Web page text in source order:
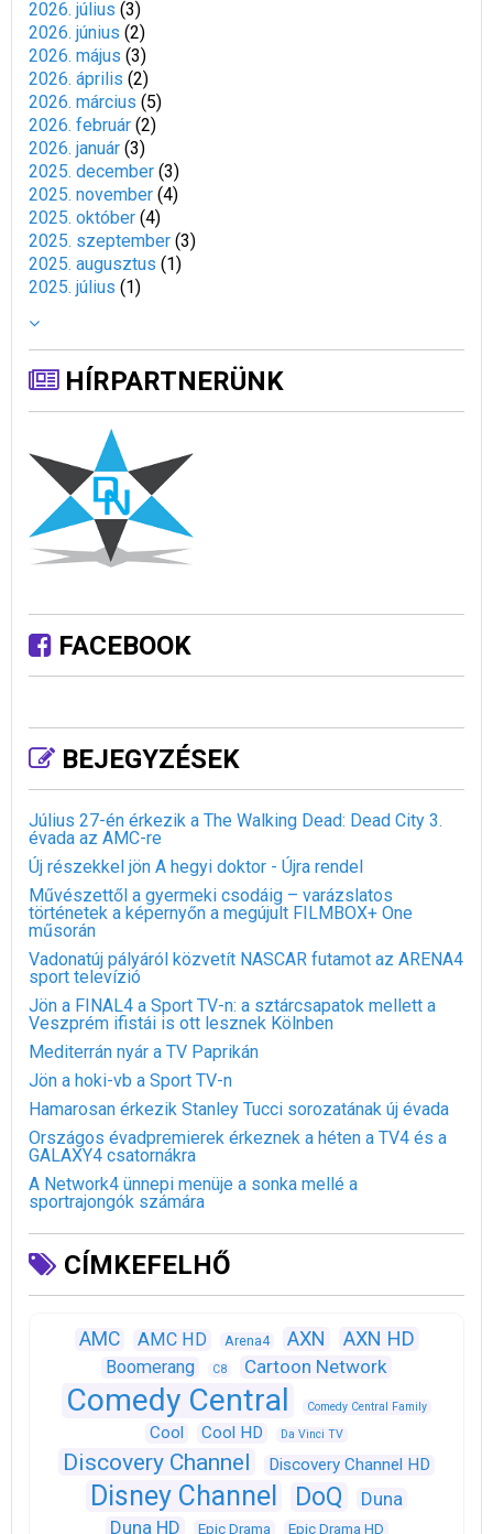
2026. július (3)
2026. június (2)
2026. május (3)
2026. április (2)
2026. március (5)
2026. február (2)
2026. január (3)
2025. december (3)
2025. november (4)
2025. október (4)
2025. szeptember (3)
2025. augusztus (1)
2025. július (1)
HÍRPARTNERÜNK
FACEBOOK
BEJEGYZÉSEK
Július 27-én érkezik a The Walking Dead: Dead City 3.
évada az AMC-re
Új részekkel jön A hegyi doktor - Újra rendel
Művészettől a gyermeki csodáig – varázslatos
történetek a képernyőn a megújult FILMBOX+ One
műsorán
Vadonatúj pályáról közvetít NASCAR futamot az ARENA4
sport televízió
Jön a FINAL4 a Sport TV-n: a sztárcsapatok mellett a
Veszprém ifistái is ott lesznek Kölnben
Mediterrán nyár a TV Paprikán
Jön a hoki-vb a Sport TV-n
Hamarosan érkezik Stanley Tucci sorozatának új évada
Országos évadpremierek érkeznek a héten a TV4 és a
GALAXY4 csatornákra
A Network4 ünnepi menüje a sonka mellé a
sportrajongók számára
CÍMKEFELHŐ
AMC AMC HD Arena4 AXN AXN HD
Boomerang C8 Cartoon Network
Comedy Central Comedy Central Family
Cool Cool HD Da Vinci TV
Discovery Channel Discovery Channel HD
Disney Channel DoQ
Duna
Duna HD
Epic Drama Epic Drama HD